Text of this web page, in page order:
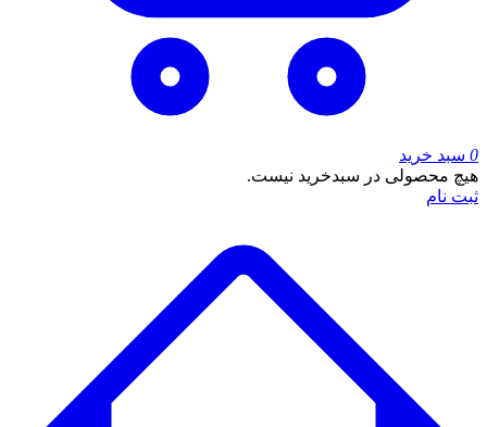
0 سبد خرید
هیچ محصولی در سبدخرید نیست.
ثبت نام